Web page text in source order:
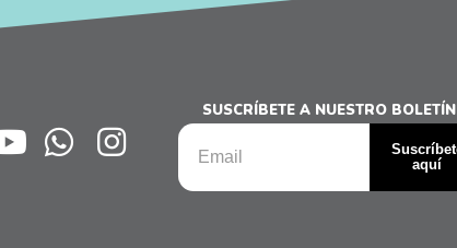
SUSCRÍBETE A NUESTRO BOLETÍN